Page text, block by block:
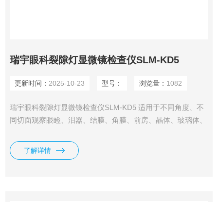
瑞宇眼科裂隙灯显微镜检查仪SLM-KD5
更新时间： 2025-10-23 型号： 浏览量： 1082
瑞宇眼科裂隙灯显微镜检查仪SLM-KD5 适用于不同角度、不
同切面观察眼睑、泪器、结膜、角膜、前房、晶体、玻璃体、
了解详情